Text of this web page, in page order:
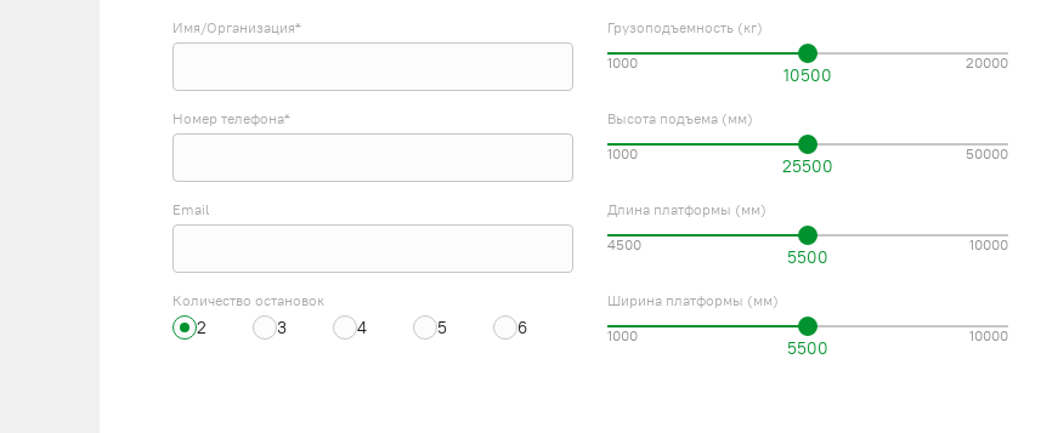
Имя/Организация*
Номер телефона*
Email
Количество остановок
2 3 4 5 6
Грузоподъемность (кг)
10500
1000 20000
Высота подъема (мм)
25500
1000 50000
Длина платформы (мм)
5500
4500 10000
Ширина платформы (мм)
5500
1000 10000